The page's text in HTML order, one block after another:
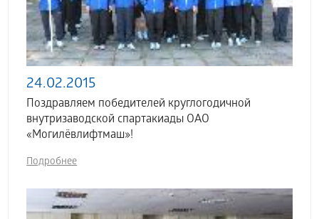
24.02.2015
Поздравляем победителей круглогодичной
внутризаводской спартакиады ОАО
«Могилёвлифтмаш»!
Подробнее